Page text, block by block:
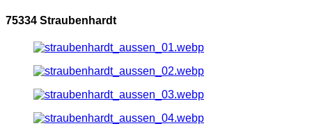
75334 Straubenhardt